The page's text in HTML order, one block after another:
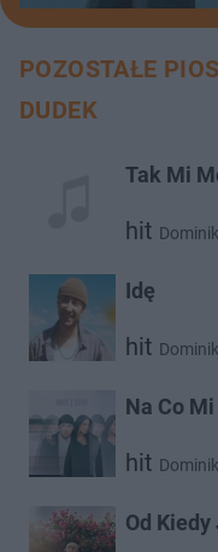
POZOSTAŁE
DUDEK
Tak Mi
hit
Idę
hit
Na Co
hit
Od